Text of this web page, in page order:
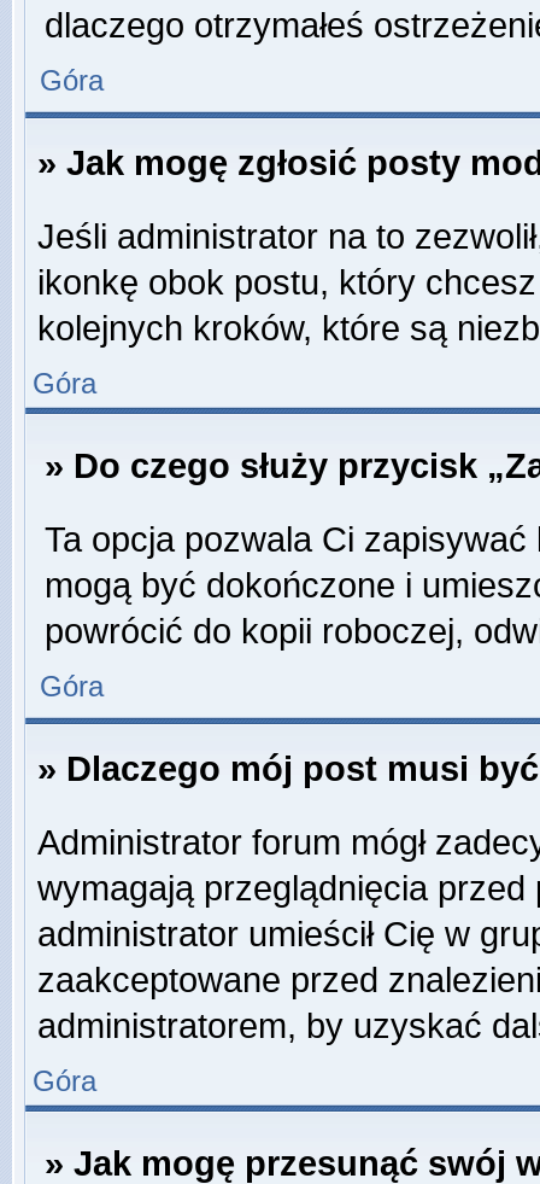
dlaczego otrzymałeś
Góra
» Jak mogę zgłosić posty
Jeśli administrator na to
ikonkę obok postu, który
kolejnych kroków, które są
Góra
» Do czego służy przycisk
Ta opcja pozwala Ci
mogą być dokończone i
powrócić do kopii roboczej,
Góra
» Dlaczego mój post musi
Administrator forum mógł
wymagają przeglądnięcia
administrator umieścił Cię w
zaakceptowane przed
administratorem, by uzyskać
Góra
» Jak mogę przesunąć swój